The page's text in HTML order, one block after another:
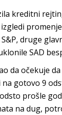
kreditni
druge
SAD
da očekuje
gotovo 9
prošle
na dug,